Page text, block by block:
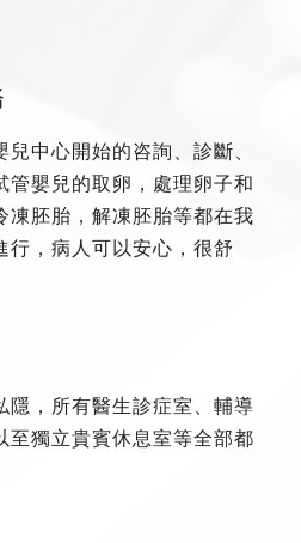
中心開始的咨詢、診斷、
管嬰兒的取卵，處理卵子和
凍胚胎，解凍胚胎等都在我
行，病人可以安心，很舒
隱，所有醫生診症室、輔導
至獨立貴賓休息室等全部都